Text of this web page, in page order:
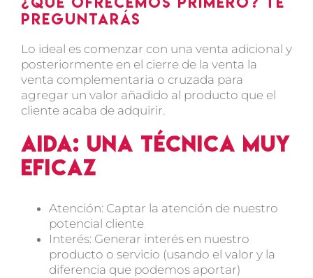
preguntarás
Lo ideal es comenzar con una venta adicional y
posteriormente en el cierre de la venta la
venta complementaria o cruzada para
agregar un valor añadido al producto que el
cliente acaba de adquirir.
AIDA: Una técnica muy
eficaz
Atención: Captar la atención de nuestro
potencial cliente
Interés: Generar interés en nuestro
producto o servicio (usando el valor y la
diferencia que podemos aportar)